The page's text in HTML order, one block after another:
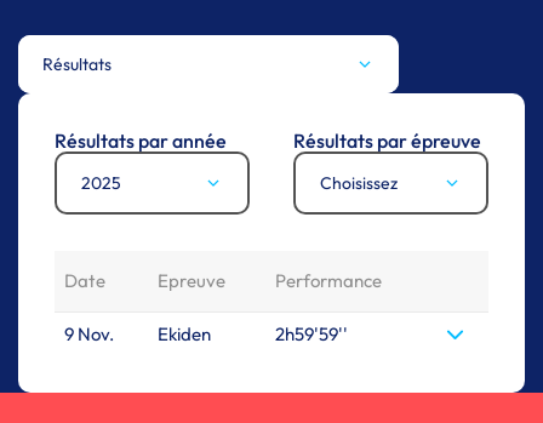
Résultats
Résultats par année
2025
Résultats par épreuve
Choisissez
Date Epreuve Performance
9 Nov. Ekiden 2h59'59''